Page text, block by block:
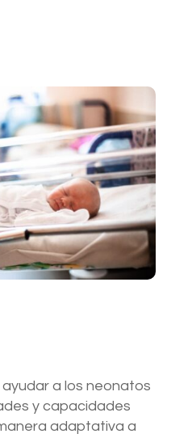
a los neonatos
y capacidades
adaptativa a